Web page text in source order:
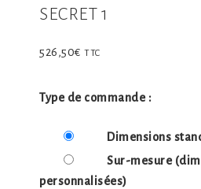
SECRET 1
526,50€ TTC
Type de commande :
Dimensions
Sur-mesure
personnalisées)